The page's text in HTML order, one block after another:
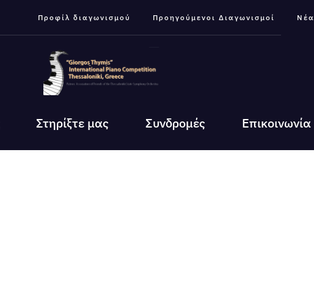
Προφίλ διαγωνισμού Προηγούμενοι Διαγωνισμοί Νέα
Στηρίξτε μας Συνδρομές Επικοινωνία